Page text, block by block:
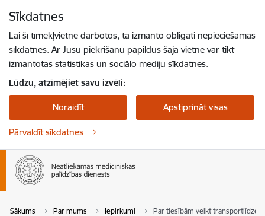
Sīkdatnes
Lai šī tīmekļvietne darbotos, tā izmanto obligāti nepieciešamās
sīkdatnes. Ar Jūsu piekrišanu papildus šajā vietnē var tikt
izmantotas statistikas un sociālo mediju sīkdatnes.
Lūdzu, atzīmējiet savu izvēli:
Noraidīt Apstiprināt visas
Pārvaldīt sīkdatnes
Sākums Par mums Iepirkumi Par tiesībām veikt